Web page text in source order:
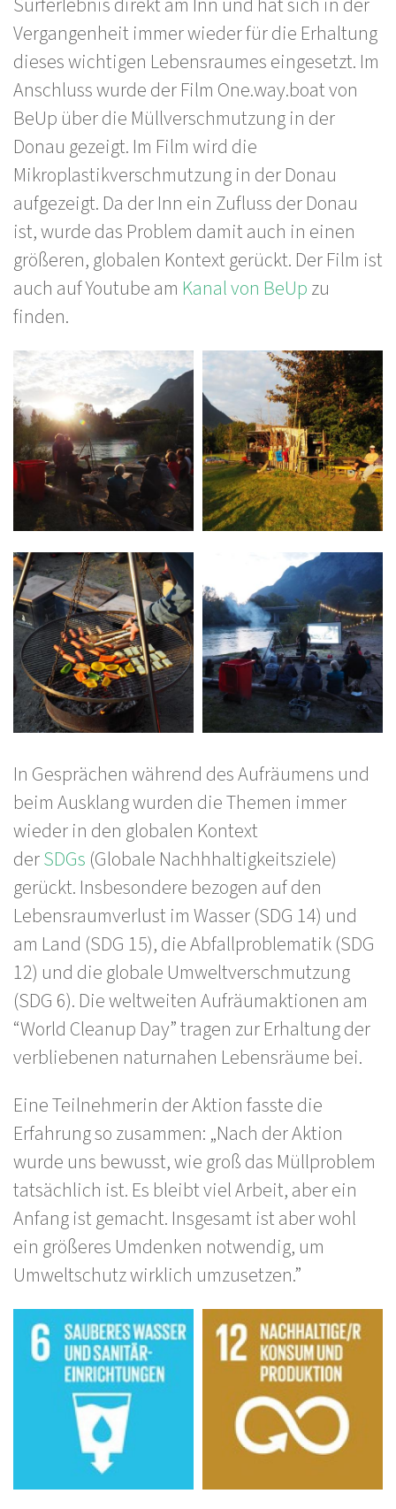
Vergangenheit immer wieder für die Erhaltung
dieses wichtigen Lebensraumes eingesetzt. Im
Anschluss wurde der Film One.way.boat von
BeUp über die Müllverschmutzung in der
Donau gezeigt. Im Film wird die
Mikroplastikverschmutzung in der Donau
aufgezeigt. Da der Inn ein Zufluss der Donau
ist, wurde das Problem damit auch in einen
größeren, globalen Kontext gerückt. Der Film ist
auch auf Youtube am Kanal von BeUpzu
finden.
Bilder
In Gesprächen während des Aufräumens und
beim Ausklang wurden die Themen immer
wieder in den globalen Kontext
derSDGs (Globale Nachhhaltigkeitsziele)
gerückt. Insbesondere bezogen auf den
Lebensraumverlust im Wasser (SDG 14) und
am Land (SDG 15), die Abfallproblematik (SDG
12) und die globale Umweltverschmutzung
(SDG 6). Die weltweiten Aufräumaktionen am
“World Cleanup Day” tragen zur Erhaltung der
verbliebenen naturnahen Lebensräume bei.
Eine Teilnehmerin der Aktion fasste die
Erfahrung so zusammen: „Nach der Aktion
wurde uns bewusst, wie groß das Müllproblem
tatsächlich ist. Es bleibt viel Arbeit, aber ein
Anfang ist gemacht. Insgesamt ist aber wohl
ein größeres Umdenken notwendig, um
Umweltschutz wirklich umzusetzen.”
Bilder